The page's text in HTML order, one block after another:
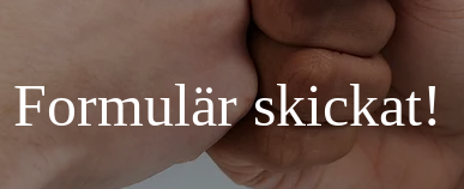
Formulär skickat!